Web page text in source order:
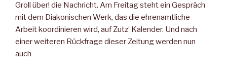
Groll über! die Nachricht. Am Freitag steht ein Gespräch
mit dem Diakonischen Werk, das die ehrenamtliche
Arbeit koordinieren wird, auf Zutz‘ Kalender. Und nach
einer weiteren Rückfrage dieser Zeitung werden nun
auch